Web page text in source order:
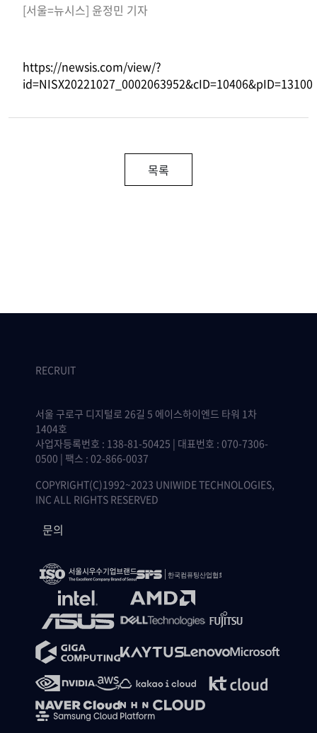
[서울=뉴시스] 윤정민 기자
https://newsis.com/view/?
id=NISX20221027_0002063952&cID=10406&pID=13100
목록
RECRUIT
서울 구로구 디지털로 26길 5 에이스하이엔드 타워 1차
1404호
사업자등록번호 : 138-81-50425 | 대표번호 : 070-7306-
0500 | 팩스 : 02-866-0037
COPYRIGHT(C)1992~2023 UNIWIDE TECHNOLOGIES,
INC ALL RIGHTS RESERVED
문의